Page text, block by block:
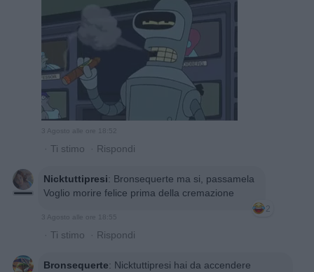
3 Agosto alle ore 18:52
· Ti stimo · Rispondi
Nicktuttipresi: Bronsequerte ma si, passamela
Voglio morire felice prima della cremazione
2
3 Agosto alle ore 18:55
· Ti stimo · Rispondi
Bronsequerte: Nicktuttipresi hai da accendere